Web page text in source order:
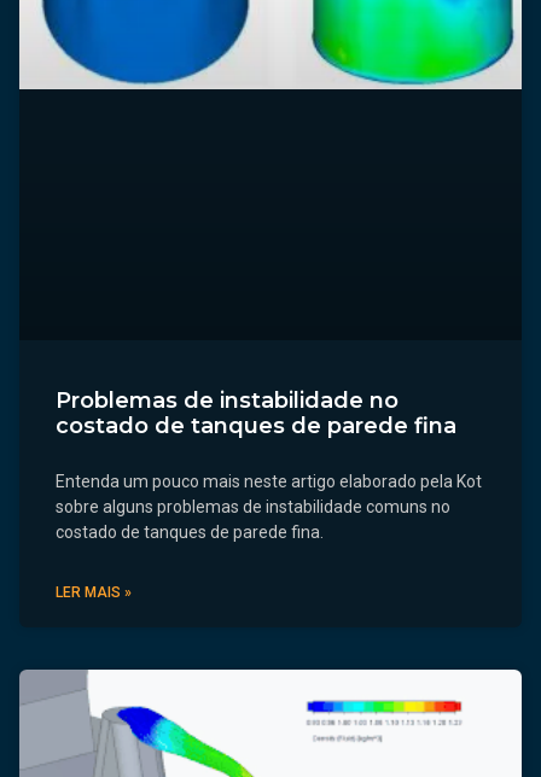
Problemas de instabilidade no
costado de tanques de parede fina
Entenda um pouco mais neste artigo elaborado pela Kot
sobre alguns problemas de instabilidade comuns no
costado de tanques de parede fina.
LER MAIS »